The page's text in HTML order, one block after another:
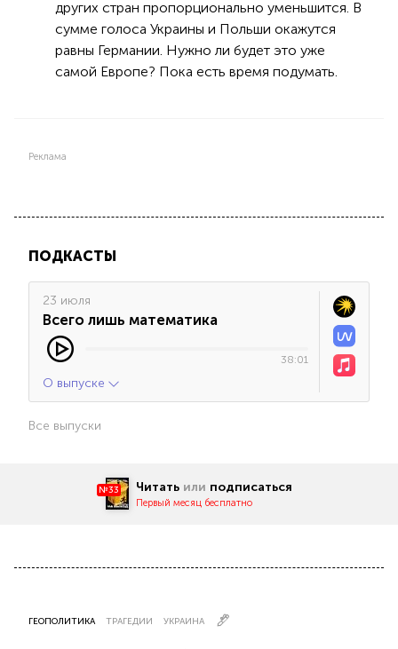
других стран пропорционально уменьшится. В
сумме голоса Украины и Польши окажутся
равны Германии. Нужно ли будет это уже
самой Европе? Пока есть время подумать.
Реклама
ПОДКАСТЫ
23 июля
Всего лишь математика
38:01
О выпуске
Все выпуски
№33 Читать или подписаться
Первый месяц бесплатно
ГЕОПОЛИТИКА ТРАГЕДИИ УКРАИНА